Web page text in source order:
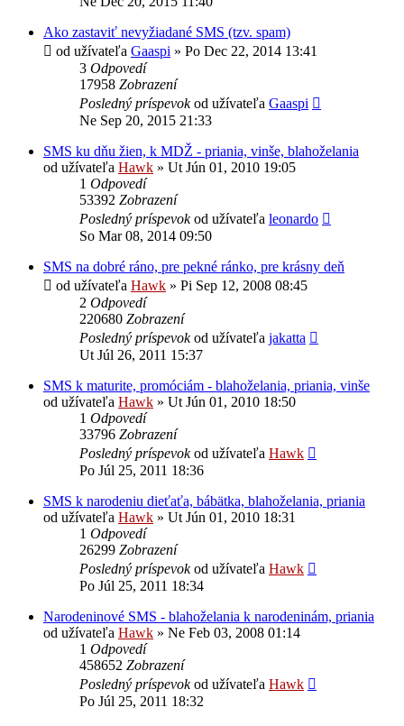
Ako zastaviť nevyžiadané SMS (tzv. spam)
od užívateľa Gaaspi » Po Dec 22, 2014 13:41
3 Odpovedí
17958 Zobrazení
Posledný príspevokod užívateľa Gaaspi
Ne Sep 20, 2015 21:33
SMS ku dňu žien, k MDŽ - priania, vinše, blahoželania
od užívateľa Hawk » Ut Jún 01, 2010 19:05
1 Odpovedí
53392 Zobrazení
Posledný príspevokod užívateľa leonardo
So Mar 08, 2014 09:50
SMS na dobré ráno, pre pekné ránko, pre krásny deň
od užívateľa Hawk » Pi Sep 12, 2008 08:45
2 Odpovedí
220680 Zobrazení
Posledný príspevokod užívateľa jakatta
Ut Júl 26, 2011 15:37
SMS k maturite, promóciám - blahoželania, priania, vinše
od užívateľa Hawk » Ut Jún 01, 2010 18:50
1 Odpovedí
33796 Zobrazení
Posledný príspevokod užívateľa Hawk
Po Júl 25, 2011 18:36
SMS k narodeniu dieťaťa, bábätka, blahoželania, priania
od užívateľa Hawk » Ut Jún 01, 2010 18:31
1 Odpovedí
26299 Zobrazení
Posledný príspevokod užívateľa Hawk
Po Júl 25, 2011 18:34
Narodeninové SMS - blahoželania k narodeninám, priania
od užívateľa Hawk » Ne Feb 03, 2008 01:14
1 Odpovedí
458652 Zobrazení
Posledný príspevokod užívateľa Hawk
Po Júl 25, 2011 18:32